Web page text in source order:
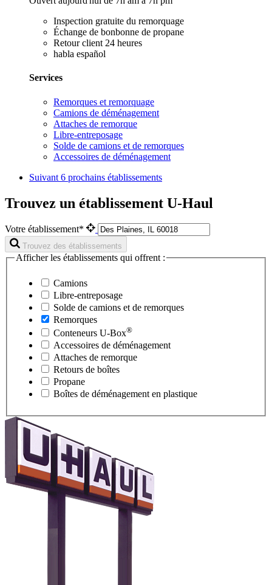
Inspection gratuite du remorquage
Échange de bonbonne de propane
Retour client 24 heures
habla español
Services
Remorques et remorquage
Camions de déménagement
Attaches de remorque
Libre-entreposage
Solde de camions et de remorques
Accessoires de déménagement
Suivant 6 prochains établissements
Trouvez un établissement U-Haul
Votre établissement*
Trouvez des établissements
Afficher les établissements qui offrent :
Camions
Libre-entreposage
Solde de camions et de remorques
Remorques
Conteneurs U-Box®
Accessoires de déménagement
Attaches de remorque
Retours de boîtes
Propane
Boîtes de déménagement en plastique